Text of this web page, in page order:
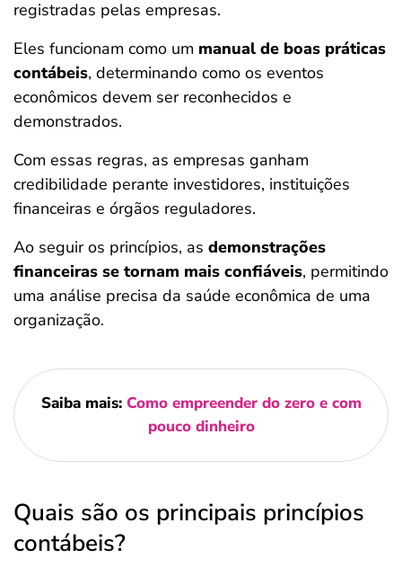
registradas pelas empresas.
Eles funcionam como um manual de boas práticas
contábeis, determinando como os eventos
econômicos devem ser reconhecidos e
demonstrados.
Com essas regras, as empresas ganham
credibilidade perante investidores, instituições
financeiras e órgãos reguladores.
Ao seguir os princípios, as demonstrações
financeiras se tornam mais confiáveis, permitindo
uma análise precisa da saúde econômica de uma
organização.
Saiba mais: Como empreender do zero e com
pouco dinheiro
Quais são os principais princípios
contábeis?